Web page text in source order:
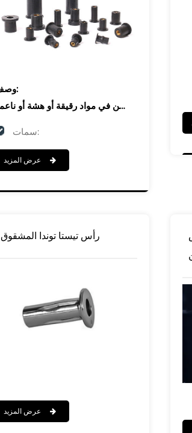
استفسار
وصف:
سمات:
1. مصنوع من مطاط متين وعالي المرونة لمقاومة الاهتزاز وأداء الختم
2. إدراج براس لخيوط قوية مقاومة للتآكل
التخصيص:
رأس تيستا توندا المشقوق